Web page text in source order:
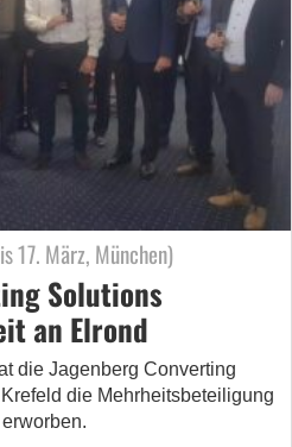
17. März, München)
Solutions
an Elrond
die Jagenberg Converting
die Mehrheitsbeteiligung